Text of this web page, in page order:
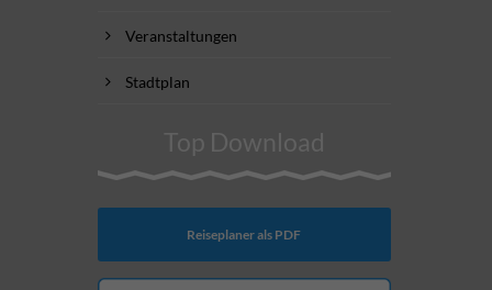
Veranstaltungen
Stadtplan
Top Download
Reiseplaner als PDF